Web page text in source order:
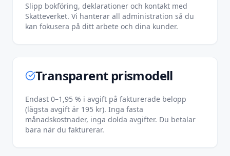
Slipp bokföring, deklarationer och kontakt med
Skatteverket. Vi hanterar all administration så du
kan fokusera på ditt arbete och dina kunder.
Transparent prismodell
Endast 0–1,95 % i avgift på fakturerade belopp
(lägsta avgift är 195 kr). Inga fasta
månadskostnader, inga dolda avgifter. Du betalar
bara när du fakturerar.